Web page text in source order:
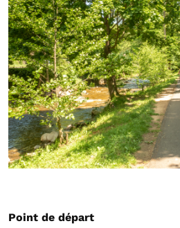
Point de départ